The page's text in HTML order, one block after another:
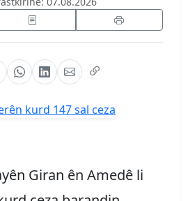
Giran ên Amedê li